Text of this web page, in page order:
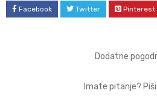
Facebook Twitter Pinterest
Dodatne
Imate pitanje?